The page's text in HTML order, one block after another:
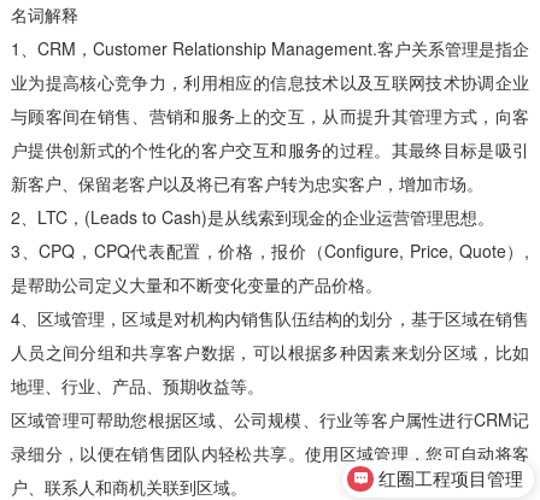
名词解释
1、CRM，Customer Relationship Management.客户关系管理是指企
业为提高核心竞争力，利用相应的信息技术以及互联网技术协调企业
与顾客间在销售、营销和服务上的交互，从而提升其管理方式，向客
户提供创新式的个性化的客户交互和服务的过程。其最终目标是吸引
新客户、保留老客户以及将已有客户转为忠实客户，增加市场。
2、LTC，(Leads to Cash)是从线索到现金的企业运营管理思想。
3、CPQ，CPQ代表配置，价格，报价（Configure, Price, Quote）,
是帮助公司定义大量和不断变化变量的产品价格。
4、区域管理，区域是对机构内销售队伍结构的划分，基于区域在销售
人员之间分组和共享客户数据，可以根据多种因素来划分区域，比如
地理、行业、产品、预期收益等。
区域管理可帮助您根据区域、公司规模、行业等客户属性进行CRM记
录细分，以便在销售团队内轻松共享。使用区域管理，您可自动将客
户、联系人和商机关联到区域。
红圈工程项目管理